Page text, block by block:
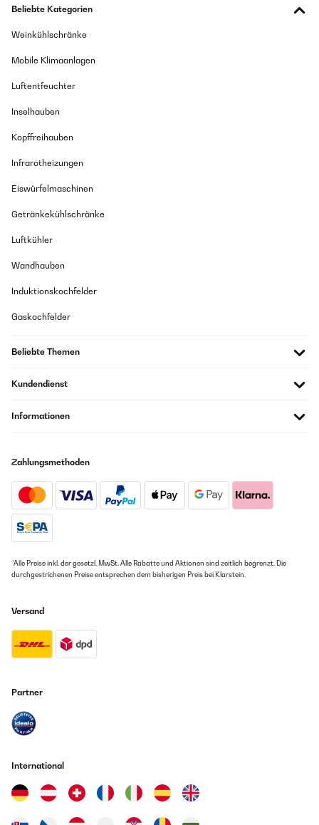
Beliebte Kategorien
Weinkühlschränke
Mobile Klimaanlagen
Luftentfeuchter
Inselhauben
Kopffreihauben
Infrarotheizungen
Eiswürfelmaschinen
Getränkekühlschränke
Luftkühler
Wandhauben
Induktionskochfelder
Gaskochfelder
Beliebte Themen
Kundendienst
Informationen
Zahlungsmethoden
*Alle Preise inkl. der gesetzl. MwSt. Alle Rabatte und Aktionen sind zeitlich begrenzt. Die
durchgestrichenen Preise entsprechen dem bisherigen Preis bei Klarstein.
Versand
Partner
International